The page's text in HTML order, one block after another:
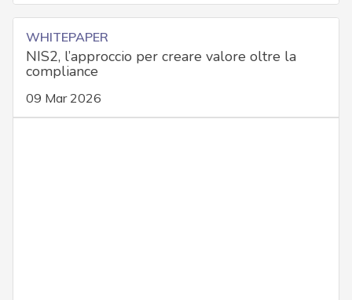
WHITEPAPER
NIS2, l’approccio per creare valore oltre la
compliance
09 Mar 2026